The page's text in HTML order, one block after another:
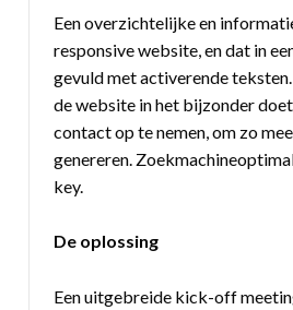
Een overzichtelijke en
responsive website, en dat in
gevuld met activerende
de website in het bijzonder
contact op te nemen, om zo
genereren.
key.
De oplossing
Een uitgebreide kick-off